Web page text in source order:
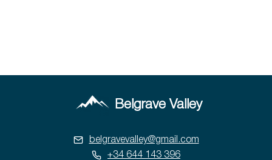
Belgrave Valley
belgravevalley@gmail.com
+34 644 143 396